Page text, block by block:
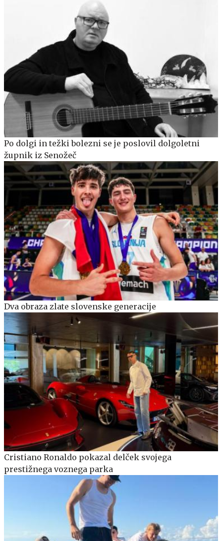
Po dolgi in težki bolezni se je poslovil dolgoletni
župnik iz Senožeč
Dva obraza zlate slovenske generacije
Cristiano Ronaldo pokazal delček svojega
prestižnega voznega parka